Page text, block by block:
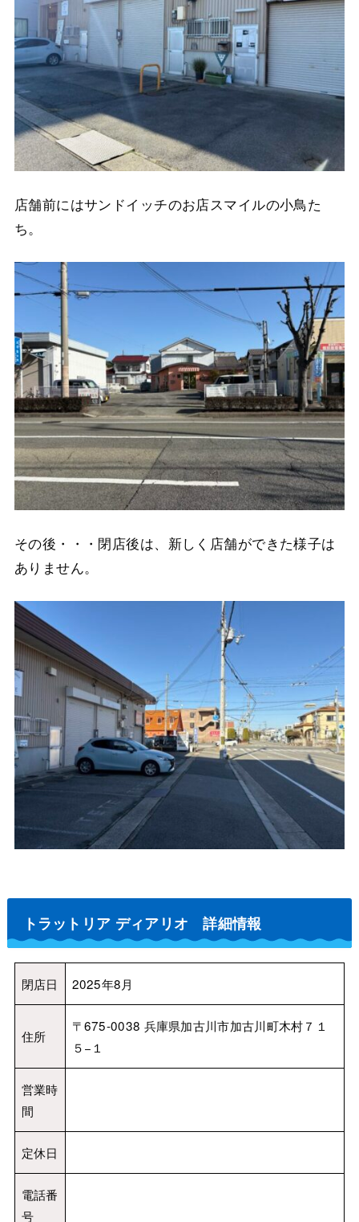
店舗前にはサンドイッチのお店スマイルの小鳥た
ち。
その後・・・閉店後は、新しく店舗ができた様子は
ありません。
トラットリア ディアリオ 詳細情報
閉店日 2025年8月
住所
〒675-0038 兵庫県加古川市加古川町木村７１
５−１
営業時
間
定休日
電話番
号